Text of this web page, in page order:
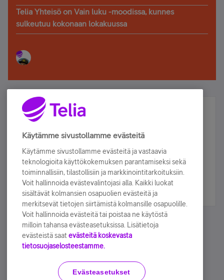
Telia Yhteisö on Vain luku -moodissa, kunnes
sulkeutuu kokonaan lokakuussa
Älä jää paitsi – osallistu ja voita!
Tilaa Telian uutiskirje ja olet mukana arvonnassa.
sähköpostiisi.
Tilaa nyt
Käyttöehdot Accessibility statement
Käytämme sivustollamme evästeitä
Käytämme sivustollamme evästeitä ja vastaavia
teknologioita käyttökokemuksen parantamiseksi sekä
toiminnallisiin, tilastollisiin ja markkinointitarkoituksiin.
Voit hallinnoida evästevalintojasi alla. Kaikki luokat
sisältävät kolmansien osapuolien evästeitä ja
merkitsevät tietojen siirtämistä kolmansille osapuolille.
Voit hallinnoida evästeitä tai poistaa ne käytöstä
milloin tahansa evästeasetuksissa. Lisätietoja
evästeistä saat evästeitä koskevasta
tietosuojaselosteestamme.
Evästeasetukset